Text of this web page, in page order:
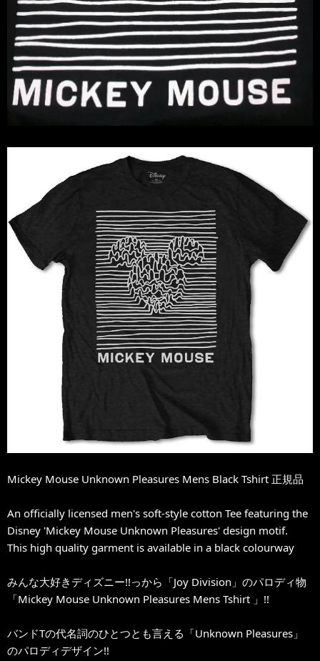
Mickey Mouse Unknown Pleasures Mens Black Tshirt 正規品
An officially licensed men's soft-style cotton Tee featuring the
Disney 'Mickey Mouse Unknown Pleasures' design motif.
This high quality garment is available in a black colourway
みんな大好きディズニー!!っから「Joy Division」のパロディ物
「Mickey Mouse Unknown Pleasures Mens Tshirt 」!!
バンドTの代名詞のひとつとも言える「Unknown Pleasures」
のパロディデザイン!!